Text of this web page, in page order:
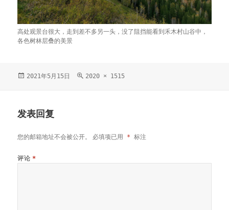
高处观景台很大，走到差不多另一头，没了阻挡能看到禾木村山谷中，
各色树林层叠的美景
发
2021年5月15日
原
2020 × 1515
发表回复
您的邮箱地址不会被公开。 必填项已用 * 标注
评论 *